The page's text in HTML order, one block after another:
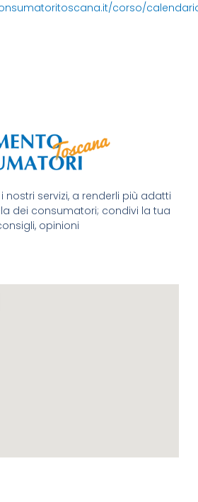
corso/
nostri servizi, a renderli più adatti
dei consumatori; condivi la tua
opinioni